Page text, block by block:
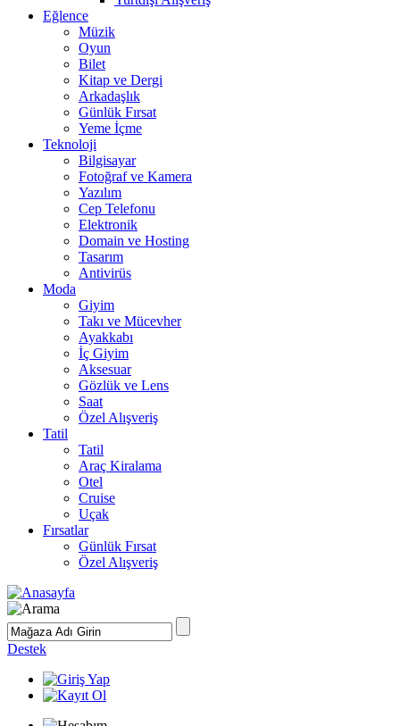
Eğlence
Müzik
Oyun
Bilet
Kitap ve Dergi
Arkadaşlık
Günlük Fırsat
Yeme İçme
Teknoloji
Bilgisayar
Fotoğraf ve Kamera
Yazılım
Cep Telefonu
Elektronik
Domain ve Hosting
Tasarım
Antivirüs
Moda
Giyim
Takı ve Mücevher
Ayakkabı
İç Giyim
Aksesuar
Gözlük ve Lens
Saat
Özel Alışveriş
Tatil
Tatil
Araç Kiralama
Otel
Cruise
Uçak
Fırsatlar
Günlük Fırsat
Özel Alışveriş
Destek